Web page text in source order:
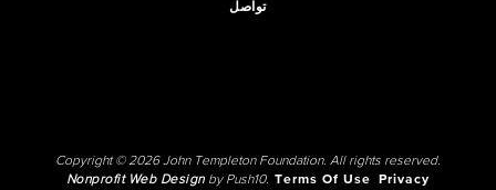
تواصل
Copyright © 2026 John Templeton Foundation. All rights reserved.
Nonprofit Web Designby Push10. Terms Of Use
Privacy